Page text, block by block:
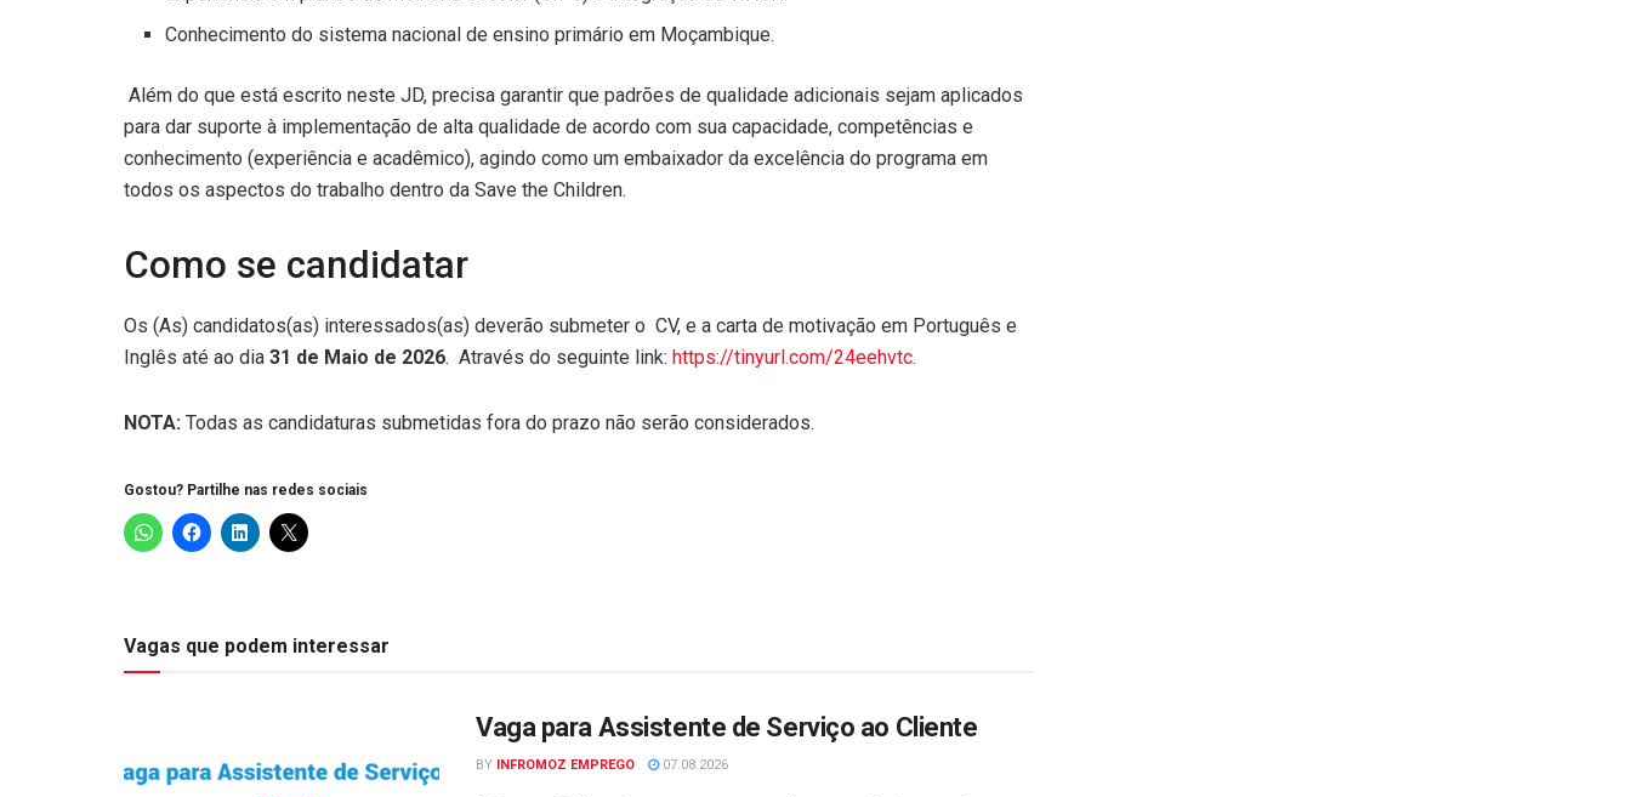
Conhecimento do sistema nacional de ensino primário em Moçambique.
Além do que está escrito neste JD, precisa garantir que padrões de qualidade adicionais sejam aplicados
para dar suporte à implementação de alta qualidade de acordo com sua capacidade, competências e
conhecimento (experiência e acadêmico), agindo como um embaixador da excelência do programa em
todos os aspectos do trabalho dentro da Save the Children.
Como se candidatar
Os (As) candidatos(as) interessados(as) deverão submeter o CV, e a carta de motivação em Português e
Inglês até ao dia 31 de Maio de 2026. Através do seguinte link: https://tinyurl.com/24eehvtc.
NOTA: Todas as candidaturas submetidas fora do prazo não serão considerados.
Gostou? Partilhe nas redes sociais
Vagas que podem interessar
Vaga para Assistente de Serviço ao Cliente
BY INFROMOZ EMPREGO 07.08.2026